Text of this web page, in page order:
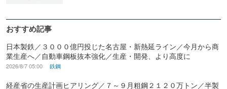
おすすめ記事
日本製鉄／３０００億円投じた名古屋・新熱延ライン／今月から商
業生産へ／自動車鋼板抜本強化／生産・開発、より高度に
2026/8/7 05:00 鉄鋼
経産省の生産計画ヒアリング／７～９月粗鋼２１２０万トン／半製